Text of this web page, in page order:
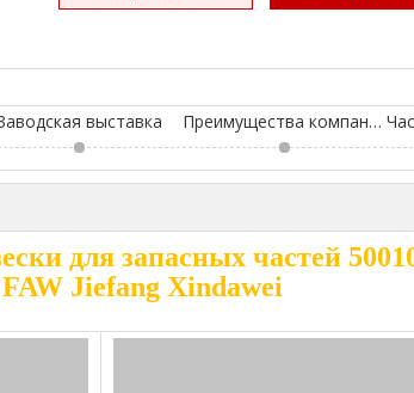
выставка Преимущества компании
для запасных частей
Jiefang Xindawei